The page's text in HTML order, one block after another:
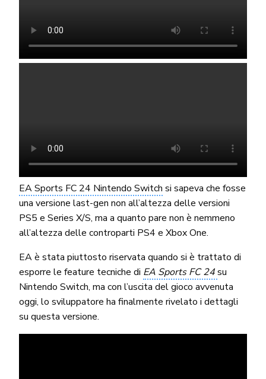
EA Sports FC 24 Nintendo Switch si sapeva che fosse
una versione last-gen non all’altezza delle versioni
PS5 e Series X/S, ma a quanto pare non è nemmeno
all’altezza delle controparti PS4 e Xbox One.
EA è stata piuttosto riservata quando si è trattato di
esporre le feature tecniche di EA Sports FC 24su
Nintendo Switch, ma con l’uscita del gioco avvenuta
oggi, lo sviluppatore ha finalmente rivelato i dettagli
su questa versione.